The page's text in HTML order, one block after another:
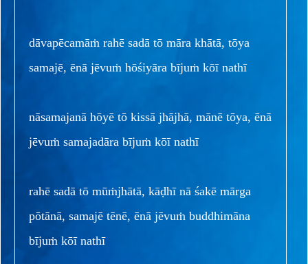
dāvapēcamāṁ rahē sadā tō māra khātā, tōya
samajē, ēnā jēvuṁ hōśiyāra bījuṁ kōī nathī
nāsamajanā hōyē tō kissā jhājhā, mānē tōya, ēnā
jēvuṁ samajadāra bījuṁ kōī nathī
rahē sadā tō mūṁjhātā, kāḍhī nā śakē mārga
pōtānā, samajē tēnē, ēnā jēvuṁ buddhimāna
bījuṁ kōī nathī